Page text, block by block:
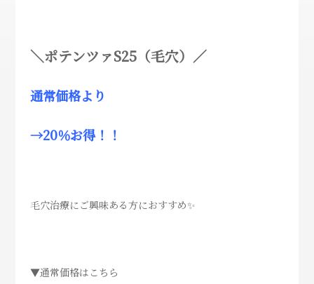
＼ポテンツァS25（毛穴）／
通常価格より
→20％お得！！
毛穴治療にご興味ある方におすすめ✨
▼通常価格はこちら